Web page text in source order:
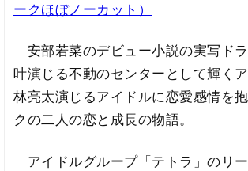
ークほぼノーカット）
安部若菜のデビュー小説の実写ド
叶演じる不動のセンターとして輝く
林亮太演じるアイドルに恋愛感情を
クの二人の恋と成長の物語。
アイドルグループ「テトラ」のリ